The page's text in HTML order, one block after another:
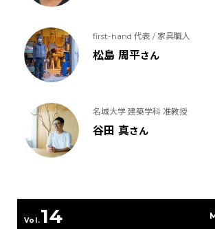
first-hand 代表 / 家具職人
松島 周平さん
名城大学 建築学科 准教授
谷田 真さん
Vol.14